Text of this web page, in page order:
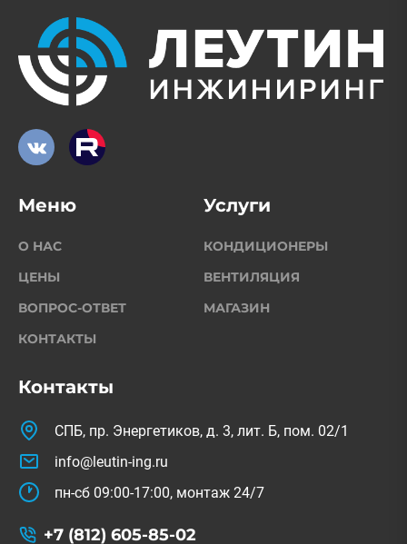
Контакты
СПБ, пр. Энергетиков, д. 3, лит. Б, пом. 02/1
info@leutin-ing.ru
пн-сб 09:00-17:00, монтаж 24/7
+7 (812) 605-85-02
Меню
О НАС
ЦЕНЫ
ВОПРОС-ОТВЕТ
КОНТАКТЫ
Услуги
КОНДИЦИОНЕРЫ
ВЕНТИЛЯЦИЯ
МАГАЗИН